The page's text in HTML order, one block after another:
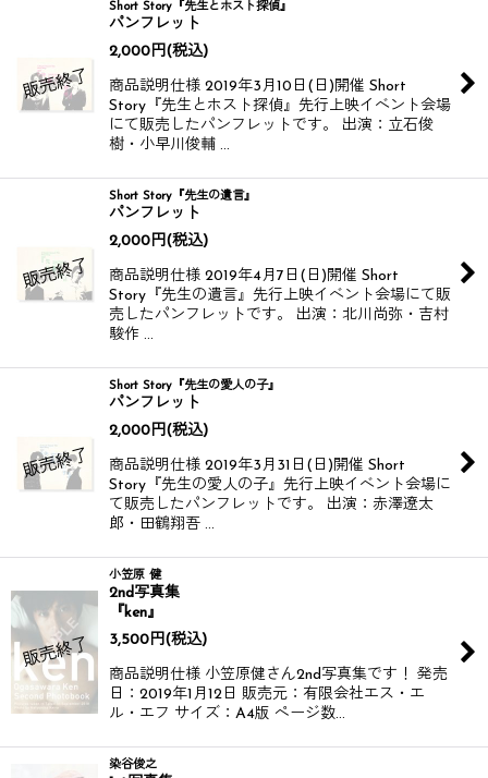
Short Story『先生とホスト探偵』
パンフレット
2,000 円(税込)
商品説明仕様 2019年3月10日(日)開催 Short
Story『先生とホスト探偵』先行上映イベント会場
にて販売したパンフレットです。 出演：立石俊
樹・小早川俊輔 …
Short Story『先生の遺言』
パンフレット
2,000 円(税込)
商品説明仕様 2019年4月7日(日)開催 Short
Story『先生の遺言』先行上映イベント会場にて販
売したパンフレットです。 出演：北川尚弥・吉村
駿作 …
Short Story『先生の愛人の子』
パンフレット
2,000 円(税込)
商品説明仕様 2019年3月31日(日)開催 Short
Story『先生の愛人の子』先行上映イベント会場に
て販売したパンフレットです。 出演：赤澤遼太
郎・田鶴翔吾 …
小笠原 健
2nd写真集
『ken』
3,500 円(税込)
商品説明仕様 小笠原健さん2nd写真集です！ 発売
日：2019年1月12日 販売元：有限会社エス・エ
ル・エフ サイズ：A4版 ページ数…
染谷俊之